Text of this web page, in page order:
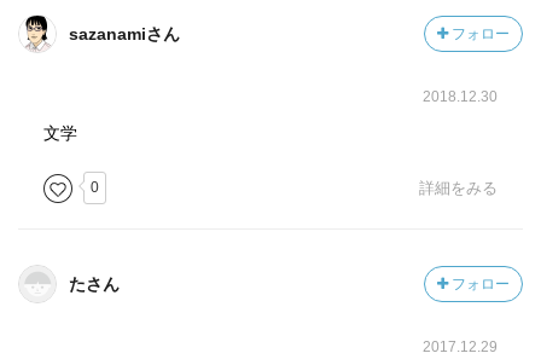
sazanamiさん フォロー
2018.12.30
文学
0 詳細をみる
たさん フォロー
2017.12.29